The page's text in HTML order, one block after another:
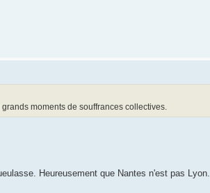
moments de souffrances collectives.
Heureusement que Nantes n'est pas Lyon.